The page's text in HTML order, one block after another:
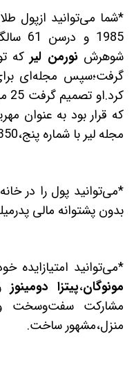
*شما می‌توانید ازپول
1985
شوهرش نورمن لیرکه
که قرار بود به عنوان
مجله لیر با شماره پنج،350 هزار خواننده داشت.
*می‌توانید پول را در
بدون پشتوانه مالی
*می‌توانید امتیازایده
مونوگان،پیتزا دومینوز
مشارکت سفت‌وسخت
منزل،مشهور ساخت.